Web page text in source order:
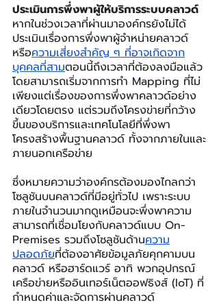
ประเมินการพึ่งพาผู้ให้บริการระบบคลาวด์
หากในช่วงเวลาที่ผ่านมาองค์กรยังไม่ได้
ประเมินเรื่องการพึ่งพาผู้จำหน่ายคลาวด์
หรือความเสี่ยงสำคัญ ๆ ที่อาจเกิดจาก
บุคคลที่สามตอนนี้ถึงเวลาที่ต้องลงมือแล้ว
โดยสามารถเริ่มจากการทำ Mapping ที่ไม่
เพียงแต่เรื่องของการพึ่งพาคลาวด์อย่าง
เดียวโดยตรง แต่รวมถึงโครงข่ายที่กว้าง
ขึ้นของบริการและเทคโนโลยีที่พึ่งพา
โครงสร้างพื้นฐานคลาวด์ ทั้งจากภายในและ
ภายนอกเครือข่าย
ซึ่งหมายความว่าองค์กรต้องมองไกลกว่า
โซลูชันบนคลาวด์ที่มีอยู่ทั่วไป เพราะระบบ
ภายในจำนวนมากดูเหมือนจะพึ่งพาความ
สามารถที่เชื่อมโยงกับคลาวด์แบบ On-
Premises รวมถึงโซลูชันด้านความ
ปลอดภัยที่ต้องอาศัยข้อมูลภัยคุกคามบน
คลาวด์ หรือฮาร์ดแวร์ อาทิ พวกอุปกรณ์
เครือข่ายหรืออินเทอร์เน็ตออฟธิงส์ (IoT) ที่
กำหนดค่าและจัดการผ่านคลาวด์